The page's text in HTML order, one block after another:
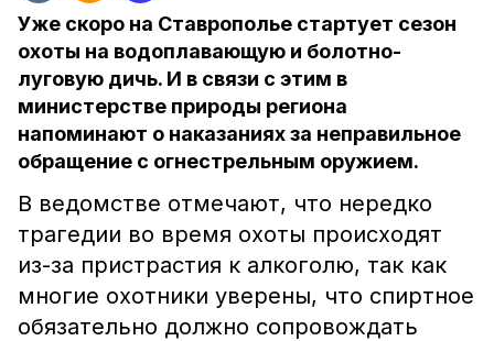
Уже скоро на Ставрополье стартует сезон
охоты на водоплавающую и болотно-
луговую дичь. И в связи с этим в
министерстве природы региона
напоминают о наказаниях за неправильное
обращение с огнестрельным оружием.
В ведомстве отмечают, что нередко
трагедии во время охоты происходят
из-за пристрастия к алкоголю, так как
многие охотники уверены, что спиртное
обязательно должно сопровождать